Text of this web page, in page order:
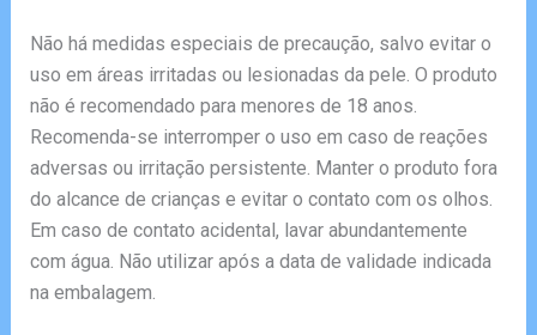
Não há medidas especiais de precaução, salvo evitar o
uso em áreas irritadas ou lesionadas da pele. O produto
não é recomendado para menores de 18 anos.
Recomenda-se interromper o uso em caso de reações
adversas ou irritação persistente. Manter o produto fora
do alcance de crianças e evitar o contato com os olhos.
Em caso de contato acidental, lavar abundantemente
com água. Não utilizar após a data de validade indicada
na embalagem.